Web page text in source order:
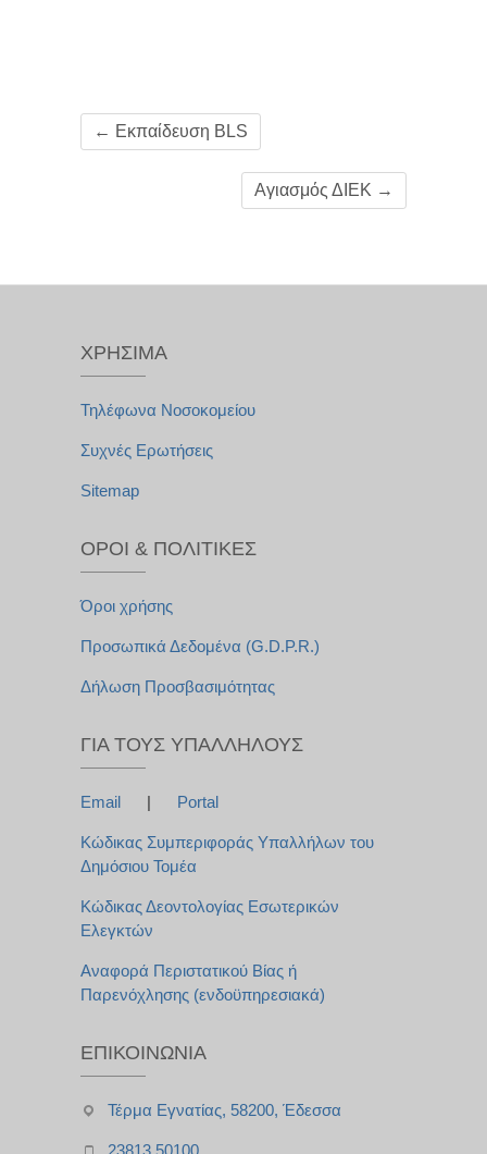
← Εκπαίδευση BLS
Αγιασμός ΔΙΕΚ →
ΧΡΉΣΙΜΑ
Τηλέφωνα Νοσοκομείου
Συχνές Ερωτήσεις
Sitemap
ΌΡΟΙ & ΠΟΛΙΤΙΚΈΣ
Όροι χρήσης
Προσωπικά Δεδομένα (G.D.P.R.)
Δήλωση Προσβασιμότητας
ΓΙΑ ΤΟΥΣ ΥΠΑΛΛΉΛΟΥΣ
Email | Portal
Κώδικας Συμπεριφοράς Υπαλλήλων του
Δημόσιου Τομέα
Κώδικας Δεοντολογίας Εσωτερικών
Ελεγκτών
Αναφορά Περιστατικού Βίας ή
Παρενόχλησης (ενδοϋπηρεσιακά)
ΕΠΙΚΟΙΝΩΝΊΑ
Τέρμα Εγνατίας, 58200, Έδεσσα